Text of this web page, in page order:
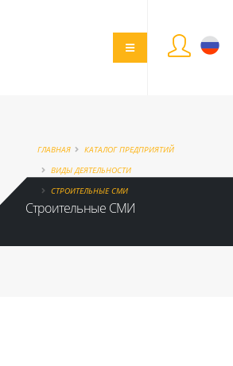
ГЛАВНАЯ
КАТАЛОГ ПРЕДПРИЯТИЙ
ВИДЫ ДЕЯТЕЛЬНОСТИ
СТРОИТЕЛЬНЫЕ СМИ
Строительные СМИ